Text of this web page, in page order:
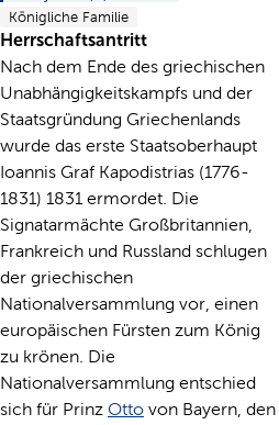
Königliche Familie
Herrschaftsantritt
Nach dem Ende des griechischen
Unabhängigkeitskampfs und der
Staatsgründung Griechenlands
wurde das erste Staatsoberhaupt
Ioannis Graf Kapodistrias (1776-
1831) 1831 ermordet. Die
Signatarmächte Großbritannien,
Frankreich und Russland schlugen
der griechischen
Nationalversammlung vor, einen
europäischen Fürsten zum König
zu krönen. Die
Nationalversammlung entschied
sich für Prinz Otto von Bayern, den